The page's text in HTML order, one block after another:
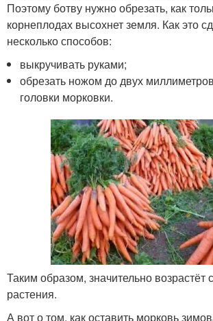
Поэтому ботву нужно обрезать, как
корнеплодах высохнет земля. Как это
несколько способов:
выкручивать руками;
обрезать ножом до двух
головки морковки.
Таким образом, значительно возрастёт
растения.
А вот о том, как оставить морковь